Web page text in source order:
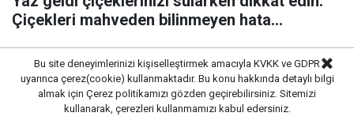
Çiçekleri mahveden bilinmeyen hata...
Bu site deneyimlerinizi kişiselleştirmek amacıyla KVKK ve GDPR
uyarınca çerez(cookie) kullanmaktadır. Bu konu hakkında detaylı bilgi
almak için Çerez politikamızı gözden geçirebilirsiniz. Sitemizi
kullanarak, çerezleri kullanmamızı kabul edersiniz.